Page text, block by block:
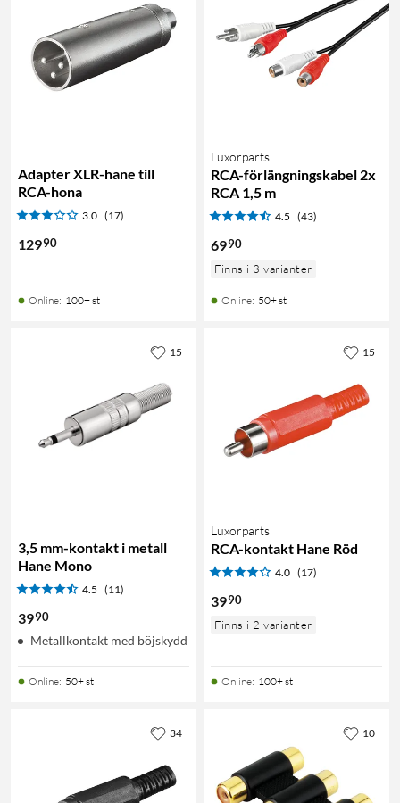
Adapter XLR-hane till
RCA-hona
3.0 (17)
12990
Online: 100+ st
Luxorparts
RCA-förlängningskabel 2x
RCA 1,5 m
4.5 (43)
6990
Finns i 3 varianter
Online: 50+ st
3,5 mm-kontakt i metall
Hane Mono
4.5 (11)
3990
Metallkontakt med böjskydd
Online: 50+ st
15
Luxorparts
RCA-kontakt Hane Röd
4.0 (17)
3990
Finns i 2 varianter
Online: 100+ st
15
34 10